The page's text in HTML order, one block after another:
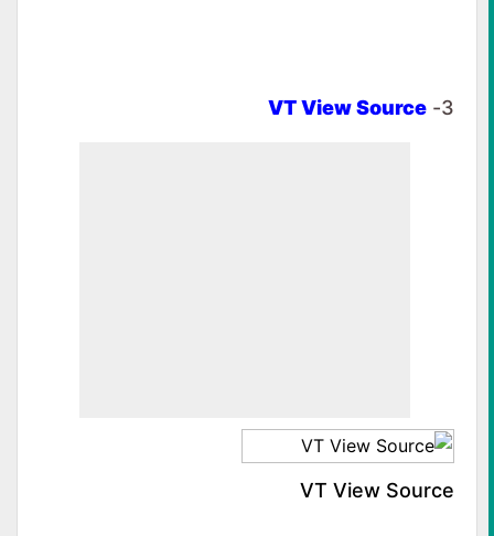
3-
VT View Source
VT View Source